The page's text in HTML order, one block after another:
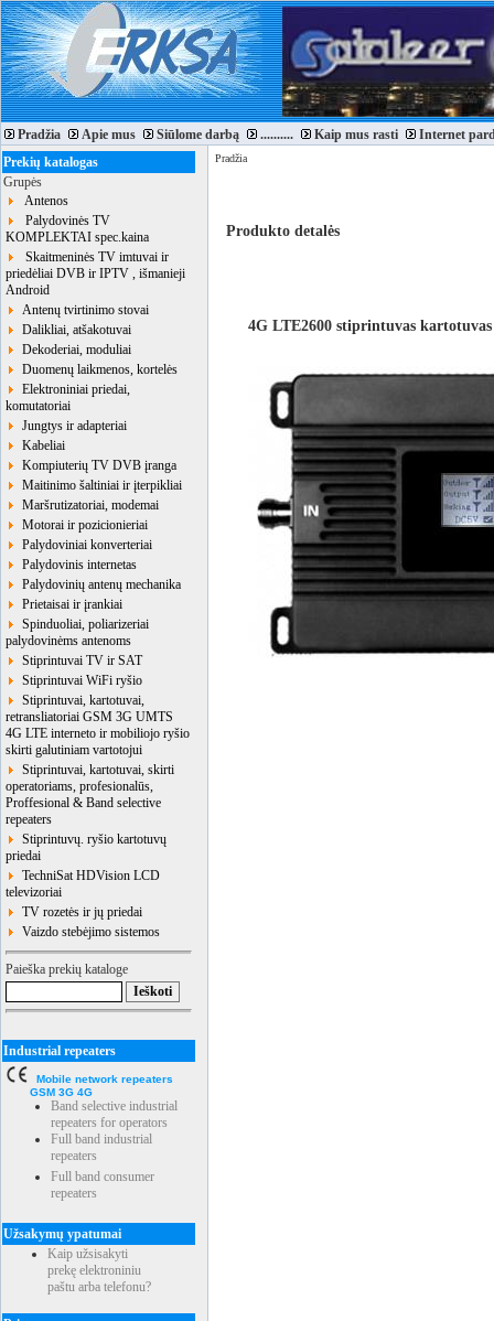
Pradžia Apie mus Siūlome darbą .......... Kaip mus rasti
Internet
Prekių katalogas
Grupės
Antenos
Palydovinės TV
KOMPLEKTAI spec.kaina
Skaitmeninės TV imtuvai ir
priedėliai DVB ir IPTV , išmanieji
Android
Antenų tvirtinimo stovai
Dalikliai, atšakotuvai
Dekoderiai, moduliai
Duomenų laikmenos, kortelės
Elektroniniai priedai,
komutatoriai
Jungtys ir adapteriai
Kabeliai
Kompiuterių TV DVB įranga
Maitinimo šaltiniai ir įterpikliai
Maršrutizatoriai, modemai
Motorai ir pozicionieriai
Palydoviniai konverteriai
Palydovinis internetas
Palydovinių antenų mechanika
Prietaisai ir įrankiai
Spinduoliai, poliarizeriai
palydovinėms antenoms
Stiprintuvai TV ir SAT
Stiprintuvai WiFi ryšio
Stiprintuvai, kartotuvai,
retransliatoriai GSM 3G UMTS
4G LTE interneto ir mobiliojo ryšio
skirti galutiniam vartotojui
Stiprintuvai, kartotuvai, skirti
operatoriams, profesionalūs,
Proffesional & Band selective
repeaters
Stiprintuvų. ryšio kartotuvų
priedai
TechniSat HDVision LCD
televizoriai
TV rozetės ir jų priedai
Vaizdo stebėjimo sistemos
Paieška prekių kataloge
Industrial repeaters
Mobile network repeaters
GSM 3G 4G
Band selective industrial
repeaters for operators
Full band industrial
repeaters
Full band consumer
repeaters
Užsakymų ypatumai
Kaip užsisakyti
prekę elektroniniu
paštu arba telefonu?
Pradžia
Produkto detalės
4G LTE2600 stiprintuvas